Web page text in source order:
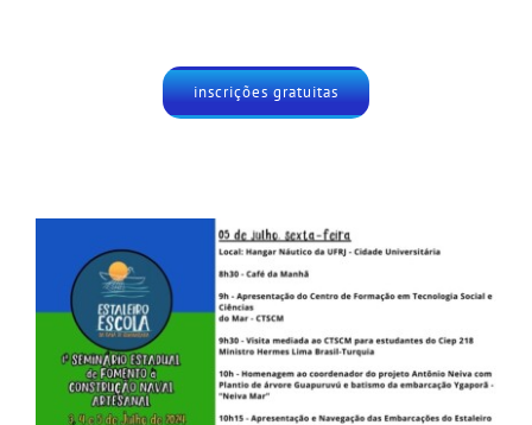
inscrições gratuitas